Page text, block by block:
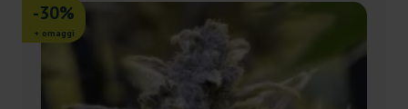
-30%
+ omaggi